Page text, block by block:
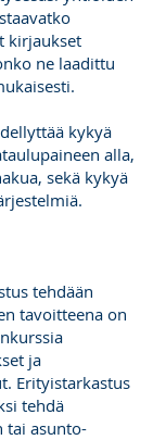
kirjaukset
ne laadittu
kykyä
alla,
sekä kykyä
tehdään
tavoitteena on
ja
Erityistarkastus
tehdä
tai asunto-